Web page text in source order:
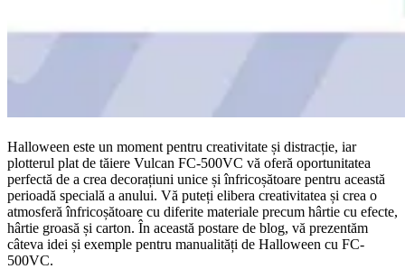
Halloween este un moment pentru creativitate și distracție, iar
plotterul plat de tăiere Vulcan FC-500VC vă oferă oportunitatea
perfectă de a crea decorațiuni unice și înfricoșătoare pentru această
perioadă specială a anului. Vă puteți elibera creativitatea și crea o
atmosferă înfricoșătoare cu diferite materiale precum hârtie cu efecte,
hârtie groasă și carton. În această postare de blog, vă prezentăm
câteva idei și exemple pentru manualități de Halloween cu FC-
500VC.